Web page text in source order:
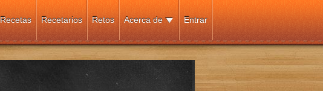
Entrar
Acerca de
Retos
Recetarios
Recetas